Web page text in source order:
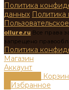
Политика
данных Политика
ollure.ru Все права
запрещено
Политика
Магазин
Аккаунт
Избранное